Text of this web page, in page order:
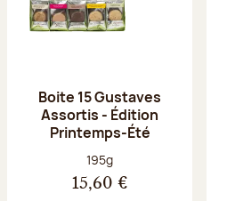
Boite 15 Gustaves
Assortis - Édition
Printemps-Été
Poids net :
195g
15,60 €